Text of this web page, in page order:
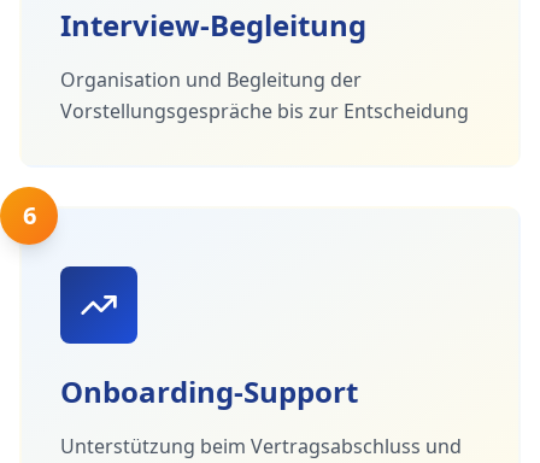
Interview-Begleitung
Organisation und Begleitung der
Vorstellungsgespräche bis zur Entscheidung
6
Onboarding-Support
Unterstützung beim Vertragsabschluss und